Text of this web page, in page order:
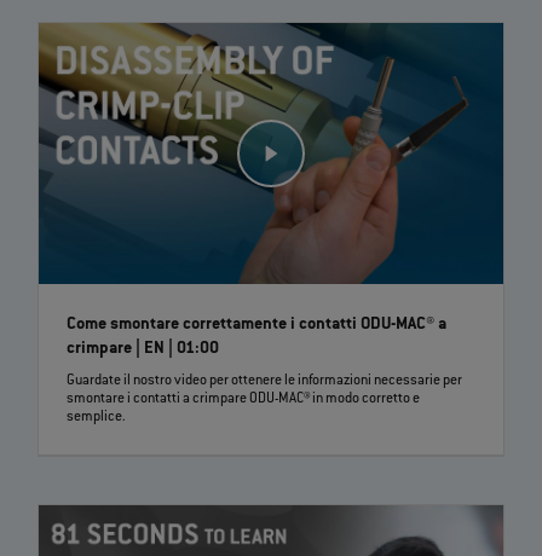
Come smontare correttamente i contatti ODU-MAC® a
crimpare | EN | 01:00
Guardate il nostro video per ottenere le informazioni necessarie per
smontare i contatti a crimpare ODU-MAC® in modo corretto e
semplice.